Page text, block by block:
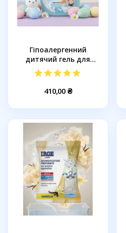
Гіпоалергенний
дитячий гель для
прання...
410,00 ₴